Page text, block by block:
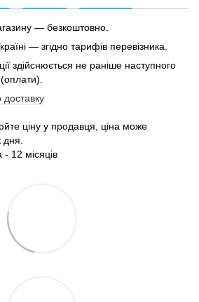
— безкоштовно.
— згідно тарифів перевізника.
здійснюється не раніше наступного
доставку
ціну у продавця, ціна може
- 12 місяців